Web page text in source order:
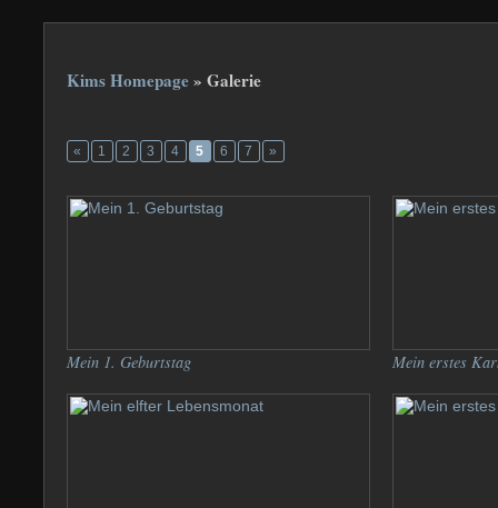
Kims Homepage» Galerie
« 1 2 3 4 5 6 7 »
Mein 1. Geburtstag Mein erstes